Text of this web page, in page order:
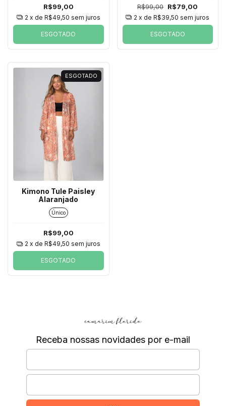
R$99,00
2 x de R$49,50 sem juros
ESGOTADO
R$99,00 R$79,00
2 x deR$39,50 sem juros
ESGOTADO
ESGOTADO
Kimono Tule Paisley
Alaranjado
Único
R$99,00
2 x de R$49,50 sem juros
ESGOTADO
Receba nossas novidades por e-mail